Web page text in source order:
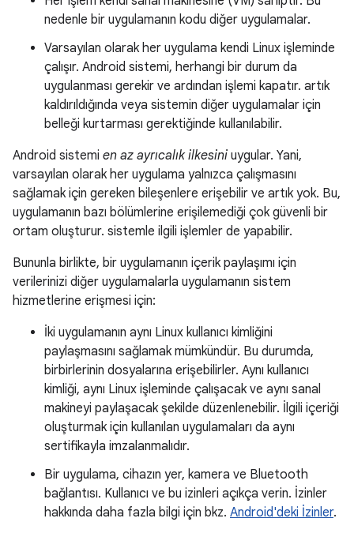
nedenle bir uygulamanın kodu diğer uygulamalar.
Varsayılan olarak her uygulama kendi Linux işleminde
çalışır. Android sistemi, herhangi bir durum da
uygulanması gerekir ve ardından işlemi kapatır. artık
kaldırıldığında veya sistemin diğer uygulamalar için
belleği kurtarması gerektiğinde kullanılabilir.
Android sistemi en az ayrıcalık ilkesini uygular. Yani,
varsayılan olarak her uygulama yalnızca çalışmasını
sağlamak için gereken bileşenlere erişebilir ve artık yok. Bu,
uygulamanın bazı bölümlerine erişilemediği çok güvenli bir
ortam oluşturur. sistemle ilgili işlemler de yapabilir.
Bununla birlikte, bir uygulamanın içerik paylaşımı için
verilerinizi diğer uygulamalarla uygulamanın sistem
hizmetlerine erişmesi için:
İki uygulamanın aynı Linux kullanıcı kimliğini
paylaşmasını sağlamak mümkündür. Bu durumda,
birbirlerinin dosyalarına erişebilirler. Aynı kullanıcı
kimliği, aynı Linux işleminde çalışacak ve aynı sanal
makineyi paylaşacak şekilde düzenlenebilir. İlgili içeriği
oluşturmak için kullanılan uygulamaları da aynı
sertifikayla imzalanmalıdır.
Bir uygulama, cihazın yer, kamera ve Bluetooth
bağlantısı. Kullanıcı ve bu izinleri açıkça verin. İzinler
hakkında daha fazla bilgi için bkz. Android'deki İzinler.